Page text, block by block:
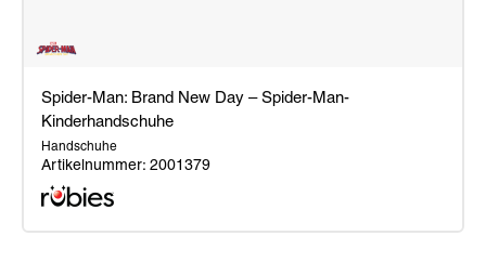
Spider-Man: Brand New Day – Spider-Man-
Kinderhandschuhe
Handschuhe
Artikelnummer: 2001379